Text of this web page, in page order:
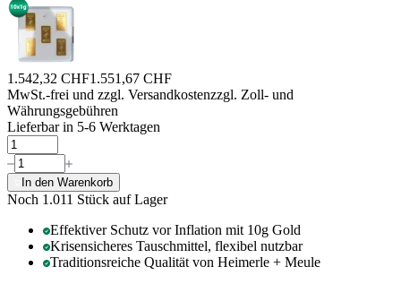
1.542,32 CHF1.551,67 CHF
MwSt.-frei und zzgl. Versandkostenzzgl. Zoll- und
Währungsgebühren
Lieferbar in 5-6 Werktagen
In den Warenkorb
Noch 1.011 Stück auf Lager
Effektiver Schutz vor Inflation mit 10g Gold
Krisensicheres Tauschmittel, flexibel nutzbar
Traditionsreiche Qualität von Heimerle + Meule